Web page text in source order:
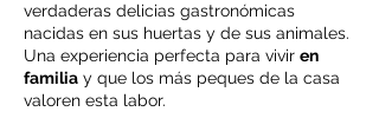
verdaderas delicias gastronómicas
nacidas en sus huertas y de sus animales.
Una experiencia perfecta para vivir en
familia y que los más peques de la casa
valoren esta labor.